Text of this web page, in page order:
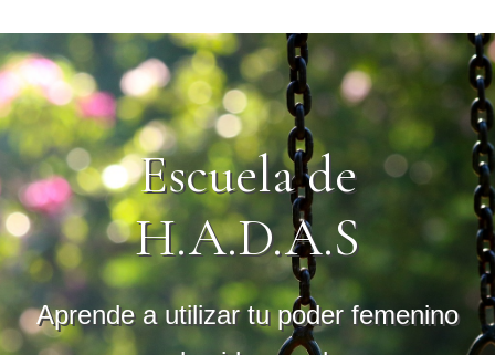
Escuela de
H.A.D.A.S
Aprende a utilizar tu poder femenino